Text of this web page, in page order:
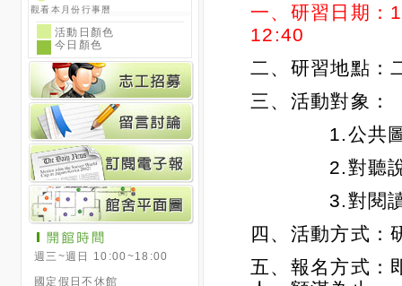
週三~週日 10:00~18:00
國定假日不休館
週一~週二、除夕、初一、及
國定假日後補休日休館
其它休館日依最新公告為準
(請參閱行事曆)
2.對聽說讀
3.對閱讀推
四、活動方式：
五、報名方式：
人，額滿為止。
線上報
DLhC9DYB-
或至【附件】
報名